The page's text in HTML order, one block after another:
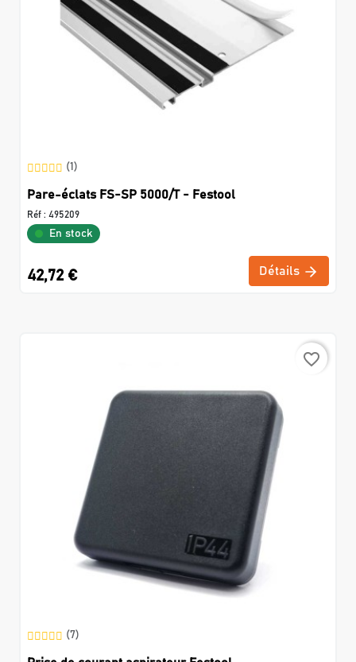
(1)
Pare-éclats FS-SP 5000/T - Festool
Réf : 495209
En stock
42,72 € Détails
favorite_border
(7)